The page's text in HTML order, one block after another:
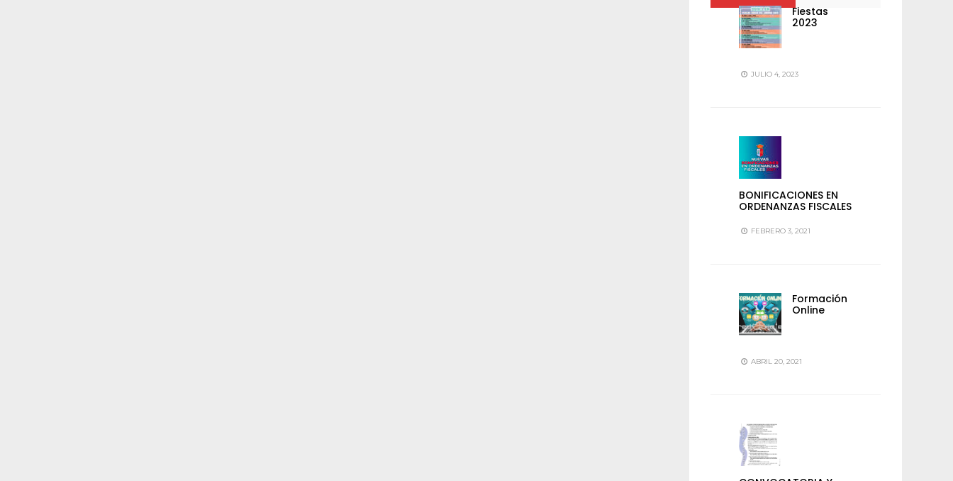
Fiestas
2023
JULIO 4, 2023
BONIFICACIONES EN
ORDENANZAS FISCALES
FEBRERO 3, 2021
Formación
Online
ABRIL 20, 2021